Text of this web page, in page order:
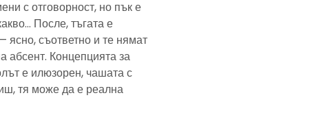
с отговорност, но пък е
После, тъгата е
ясно, съответно и те нямат
абсент. Концепцията за
е илюзорен, чашата с
тя може да е реална